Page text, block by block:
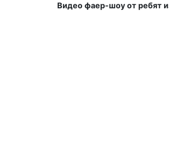
Видео фаер-шоу от ребят